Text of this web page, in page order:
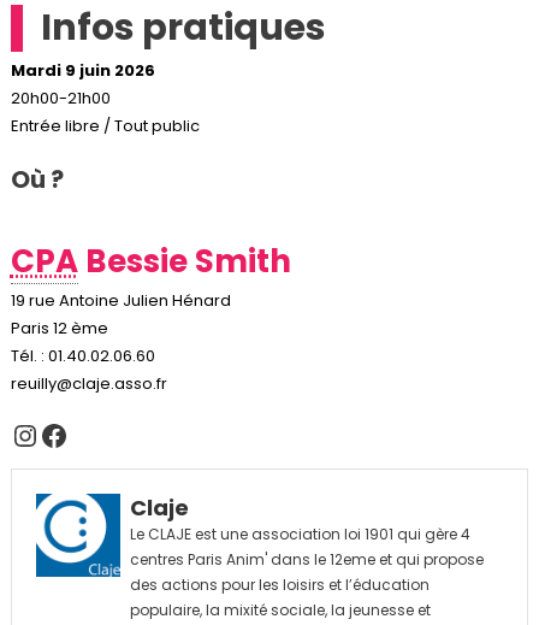
Infos pratiques
Mardi 9 juin 2026
20h00-21h00
Entrée libre / Tout public
Où ?
CPABessie Smith
19 rue Antoine Julien Hénard
Paris 12 ème
Tél. : 01.40.02.06.60
reuilly@claje.asso.fr
Instagram
Facebook
Claje
Le CLAJE est une association loi 1901 qui gère 4
centres Paris Anim' dans le 12eme et qui propose
des actions pour les loisirs et l’éducation
populaire, la mixité sociale, la jeunesse et